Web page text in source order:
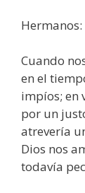
Hermanos:
Cuando
en el
impíos; en
por un
atrevería
Dios nos
todavía